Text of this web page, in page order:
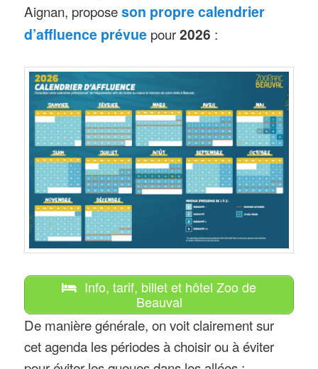
Aignan, proposeson propre calendrier
d’affluence prévue pour2026 :
Info, tarif, billet et hôtel Zoo de
Beauval
De manière générale, on voit clairement sur
cet agenda les périodes à choisir ou à éviter